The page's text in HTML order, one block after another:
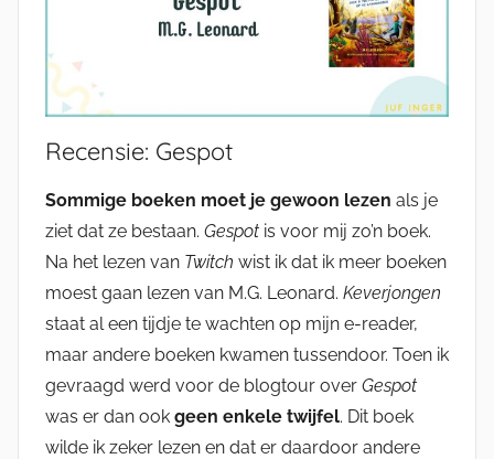
Recensie: Gespot
Sommige boeken moet je gewoon lezen als je
ziet dat ze bestaan. Gespot is voor mij zo’n boek.
Na het lezen van Twitch wist ik dat ik meer boeken
moest gaan lezen van M.G. Leonard. Keverjongen
staat al een tijdje te wachten op mijn e-reader,
maar andere boeken kwamen tussendoor. Toen ik
gevraagd werd voor de blogtour over Gespot
was er dan ook geen enkele twijfel. Dit boek
wilde ik zeker lezen en dat er daardoor andere